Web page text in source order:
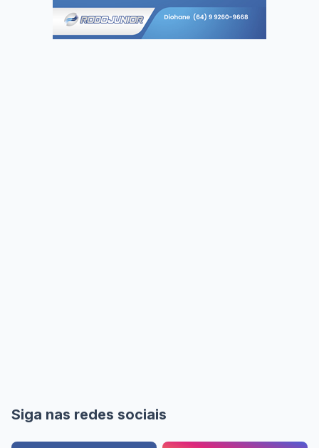
Siga nas redes sociais